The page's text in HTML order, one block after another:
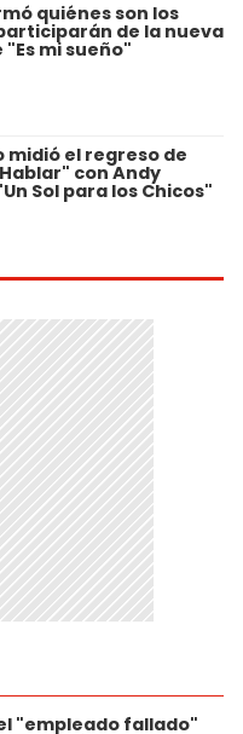
quiénes son los
de la nueva
mi sueño"
midió el regreso de
con Andy
Sol para los Chicos"
"empleado fallado"